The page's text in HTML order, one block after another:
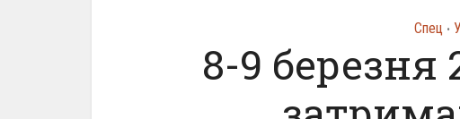
Спец •
8-9 березня